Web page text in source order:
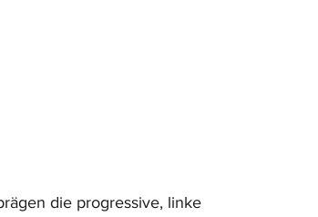
die progressive, linke